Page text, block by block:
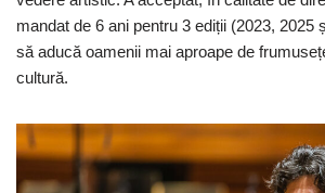
mandat de 6 ani pentru 3 ediții (2023, 2025
să aducă oamenii mai aproape de
cultură.